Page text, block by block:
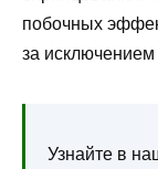
побочных
за исключением
Узнайте в